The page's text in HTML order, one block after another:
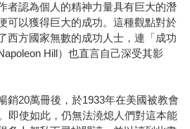
者認為個人的精神力量具有巨大的潛
可以獲得巨大的成功。這種觀點對於
西方國家無數的成功人士，連「成功
Hill）也直言自己深受其影
銷20萬冊後，於1933年在美國被教會
即使如此，仍無法澆熄人們對這本能